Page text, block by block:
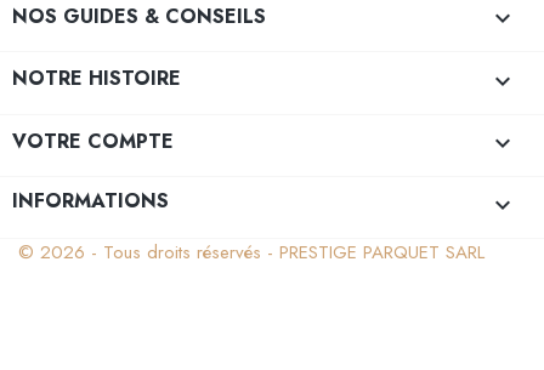
NOS GUIDES & CONSEILS 
NOTRE HISTOIRE 
VOTRE COMPTE 
INFORMATIONS keyboard_arrow_down
© 2026 - Tous droits réservés - PRESTIGE PARQUET SARL